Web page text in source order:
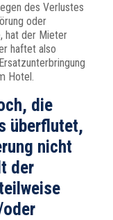
des Verlustes
oder
hat der Mieter
haftet also
Hotel.
die
überflutet,
nicht
der